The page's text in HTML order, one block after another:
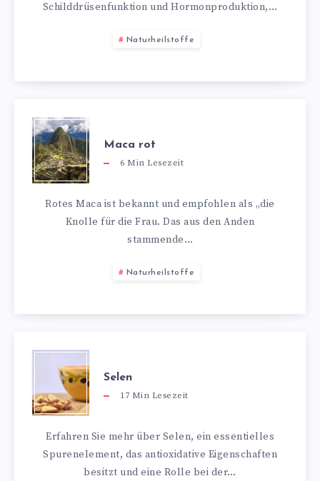
Schilddrüsenfunktion und Hormonproduktion,…
Naturheilstoffe
Maca rot
6 Min Lesezeit
Rotes Maca ist bekannt und empfohlen als „die
Knolle für die Frau. Das aus den Anden
stammende…
Naturheilstoffe
Selen
17 Min Lesezeit
Erfahren Sie mehr über Selen, ein essentielles
Spurenelement, das antioxidative Eigenschaften
besitzt und eine Rolle bei der…